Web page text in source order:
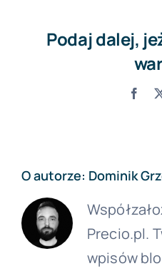
Podaj dalej,
O autorze: Dominik
Precio.pl.
wpisów